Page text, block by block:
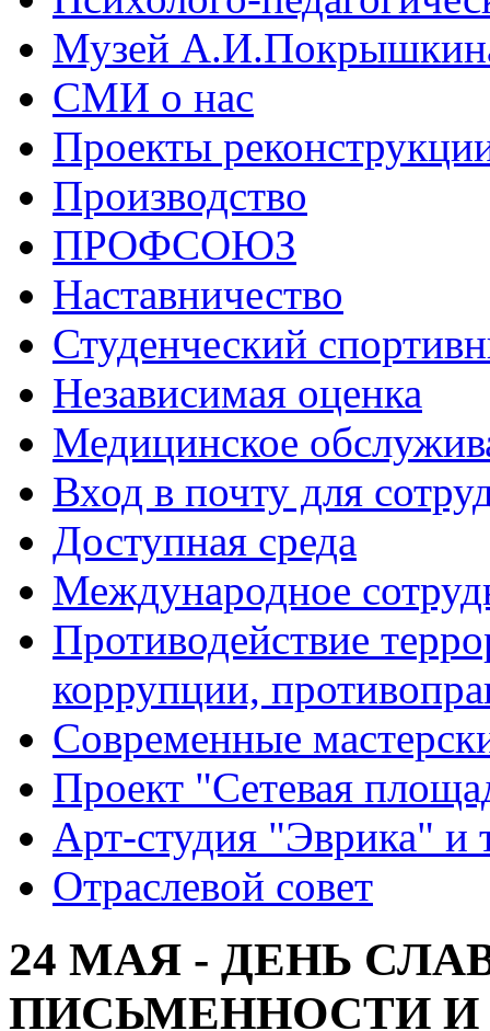
Музей
СМИ о нас
Проекты
Производство
ПРОФСОЮЗ
Наставничество
Студенческий
Независимая оценка
Медицинское
Вход в почту для
Доступная среда
Международное
Противодействие
коррупции,
Современные
Проект "Сетевая
Арт-студия "Эврика" и
Отраслевой совет
24 МАЯ - ДЕНЬ
ПИСЬМЕННОСТИ И